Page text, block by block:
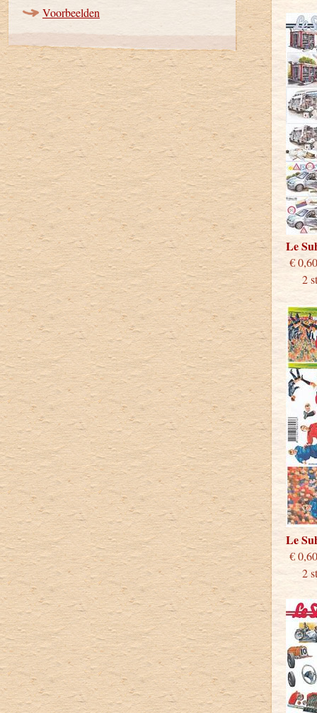
Voorbeelden
Le
2
Le
2